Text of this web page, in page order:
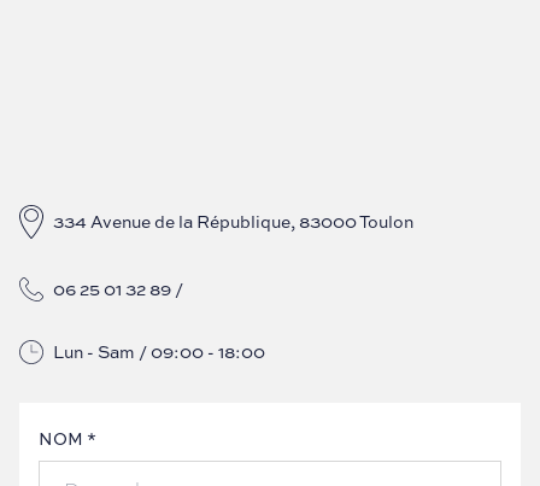
334 Avenue de la République, 83000 Toulon
06 25 01 32 89 /
Lun - Sam / 09:00 - 18:00
NOM *